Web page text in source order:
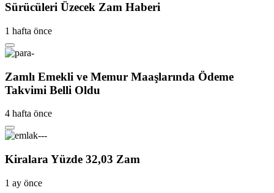
Sürücüleri Üzecek Zam Haberi
1 hafta önce
Zamlı Emekli ve Memur Maaşlarında Ödeme
Takvimi Belli Oldu
4 hafta önce
Kiralara Yüzde 32,03 Zam
1 ay önce